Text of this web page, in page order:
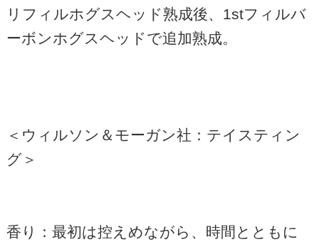
リフィルホグスヘッド熟成後、 1stフィルバ
ーボンホグスヘッドで追加熟成。
＜ウィルソン＆モーガン社：テイスティン
グ＞
香り：最初は控えめながら、時間とともに